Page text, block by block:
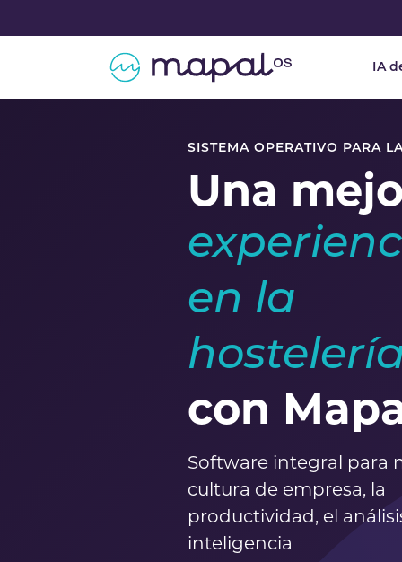
IA
SISTEMA OPERATIVO PARA
Una
en la
con
Software integral para
cultura de empresa, la
productividad, el
inteligencia